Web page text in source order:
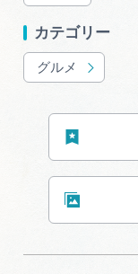
カテゴリー
グルメ